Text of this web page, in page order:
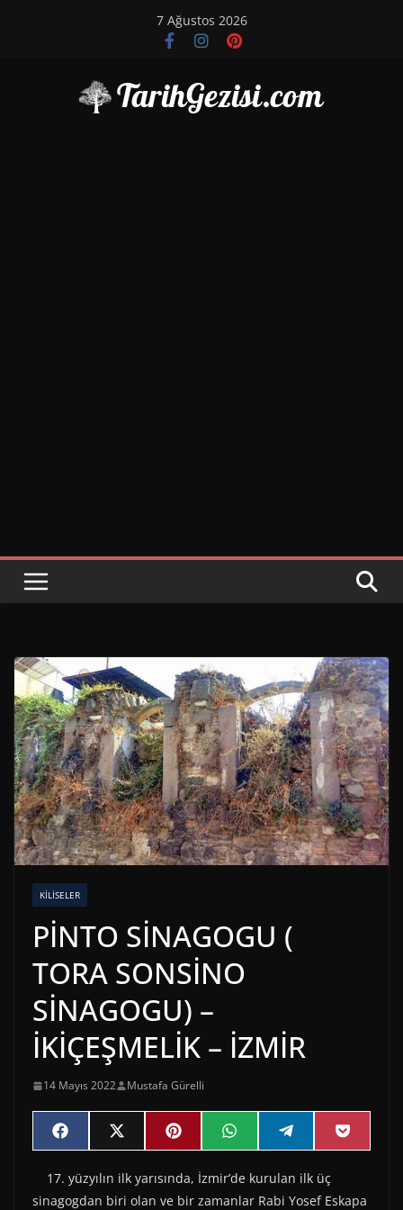
7 Ağustos 2026
KILISELER
PİNTO SİNAGOGU (
TORA SONSİNO
SİNAGOGU) –
İKİÇEŞMELİK – İZMİR
14 Mayıs 2022 Mustafa Gürelli
Share
on
F
a
e
b
Share
on
X
(
w
i
Share
on
P
i
t
e
Share
on
W
h
t
s
Share
on
e
e
g
Share
on
P
o
e
17. yüzyılın ilk yarısında, İzmir’de kurulan ilk üç
sinagogdan biri olan ve bir zamanlar Rabi Yosef Eskapa